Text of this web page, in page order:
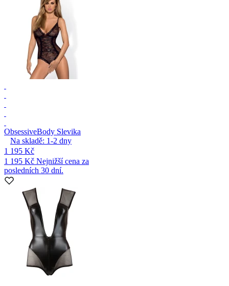
ObsessiveBody Slevika
Na skladě: 1-2 dny
1 195 Kč
1 195 Kč Nejnižší cena za
posledních 30 dní.